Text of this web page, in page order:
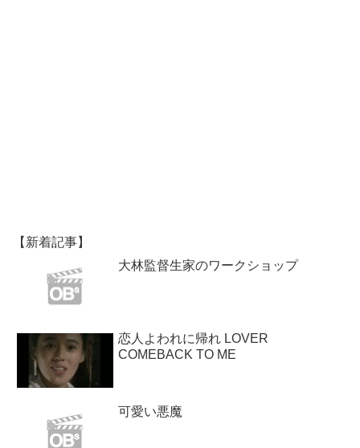
【新着記事】
大林監督生家のワークショップ
恋人よわれに帰れ LOVER
COMEBACK TO ME
可愛い悪魔